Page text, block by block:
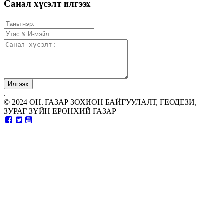
Санал хүсэлт илгээх
.
© 2024 ОН. ГАЗАР ЗОХИОН БАЙГУУЛАЛТ, ГЕОДЕЗИ,
ЗУРАГ ЗҮЙН ЕРӨНХИЙ ГАЗАР